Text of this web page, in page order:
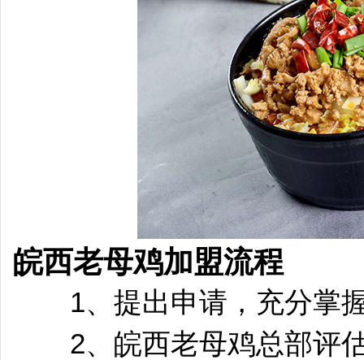
皖西老母鸡加盟流程
1、提出申请，充分掌
2、皖西老母鸡总部评估